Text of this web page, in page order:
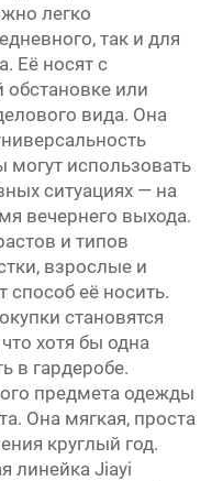
легко
так и для
Её носят с
или
вида. Она
могут использовать
ситуациях — на
вечернего выхода.
и типов
взрослые и
её носить.
становятся
хотя бы одна
в гардеробе.
предмета одежды
Она мягкая, проста
круглый год.
линейка Jiayi